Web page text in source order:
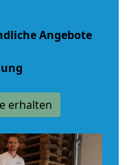
Angebote
erhalten